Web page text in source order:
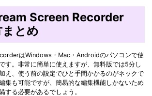
Screen Recorder
とめ
はWindows・Mac・Androidのパソコンで使
す。非常に簡単に使えますが、無料版では5分し
え、使う前の設定でひと手間かかるのがネックで
集も可能ですが、簡易的な編集機能しかないため
する必要があるでしょう。